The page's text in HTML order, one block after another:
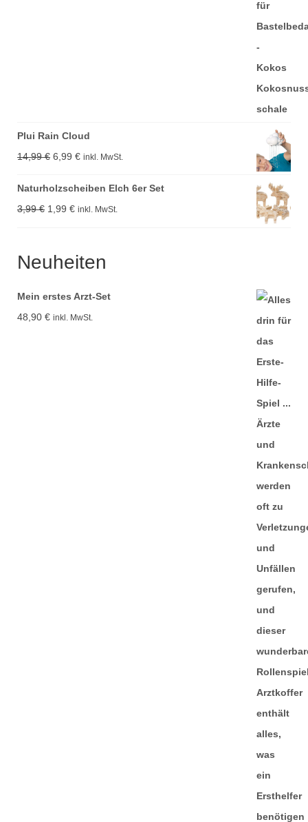
Plui Rain Cloud
14,99€ Ursprünglicher
14,99 €
6,99 €Aktueller
inkl. MwSt.
Naturholzscheiben Elch 6er Set
3,99€ Ursprünglicher
3,99 €
1,99 €Aktueller
1,99 €.
inkl. MwSt.
Neuheiten
Mein erstes Arzt-Set
48,90 € inkl. MwSt.